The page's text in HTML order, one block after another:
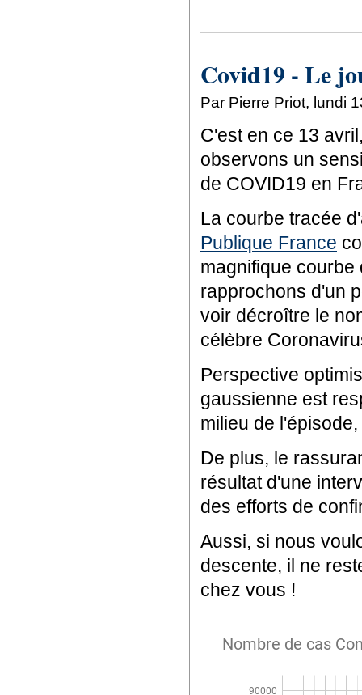
Covid19 - Le
Par Pierre Priot, lundi
C'est en ce 13
observons un
de COVID19 en
La courbe tracée
Publique France
magnifique
rapprochons d'un
voir décroître le
célèbre
Perspective
gaussienne est
milieu de
De plus, le
résultat d'une
des efforts de
Aussi, si nous
descente, il ne
chez vous !